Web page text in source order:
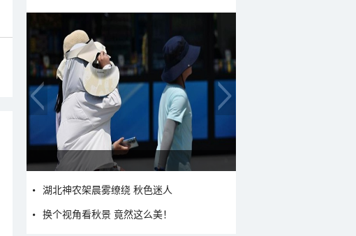
湖北神农架晨雾缭绕 秋色迷人
换个视角看秋景 竟然这么美！